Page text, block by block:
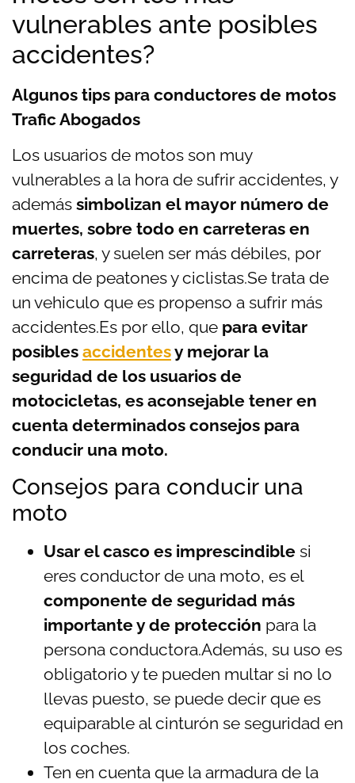
vulnerables ante posibles
accidentes?
Algunos tips para conductores de motos
Trafic Abogados
Los usuarios de motos son muy
vulnerables a la hora de sufrir accidentes, y
además simbolizan el mayor número de
muertes, sobre todo en carreteras en
carreteras, y suelen ser más débiles, por
encima de peatones y ciclistas.Se trata de
un vehiculo que es propenso a sufrir más
accidentes.Es por ello, que para evitar
posibles accidentesy mejorar la
seguridad de los usuarios de
motocicletas, es aconsejable tener en
cuenta determinados consejos para
conducir una moto.
Consejos para conducir una
moto
Usar el casco es imprescindible si
eres conductor de una moto, es el
componente de seguridad más
importante y de protección para la
persona conductora.Además, su uso es
obligatorio y te pueden multar si no lo
llevas puesto, se puede decir que es
equiparable al cinturón se seguridad en
los coches.
Ten en cuenta que la armadura de la